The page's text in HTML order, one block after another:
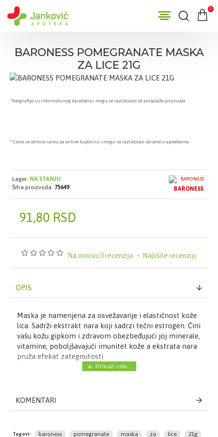
0
BARONESS POMEGRANATE MASKA
ZA LICE 21G
*fotografije su informativnog karaktera i mogu se razlikovati od ambalaže proizvoda
* Cene se odnose samo za online kupovinu i mogu se razlikovati od cene u apotekama.
Na osnovu 0 recenzija. - Napišite recenziju
91,80 RSD
Lager: NA STANJU
Šifra proizvoda: 75649 BARONESS
OPIS
Maska je namenjena za osvežavanje i elastičnost kože
lica. Sadrži ekstrakt nara koji sadrzi tečni estrogen. Čini
vašu kožu gipkom i zdravom obezbeđujući joj minerale,
vitamine, poboljšavajući imunitet kože a ekstrata nara
pruža efekat zategnutosti.
1.Dobro operite i osušite lice.
KOMENTARI
Tagovi: baroness pomegranate maska za lice
21g